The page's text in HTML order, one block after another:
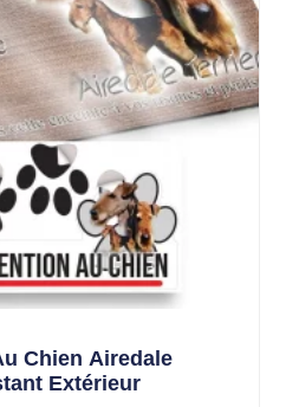
Chien Airedale
Extérieur